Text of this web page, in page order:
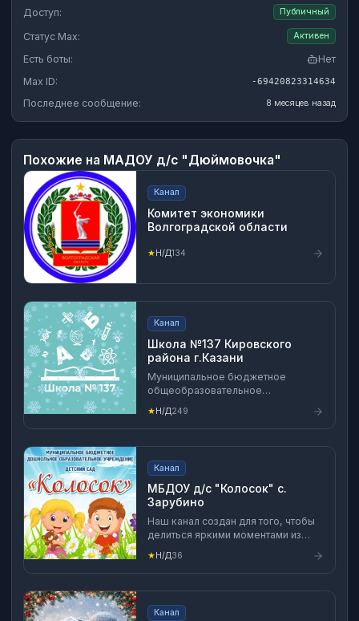
Доступ:
Публичный
Статус Max: Активен
Есть боты:
Нет
Max ID:
-69420823314634
Последнее сообщение: 8 месяцев назад
Похожие на МАДОУ д/с "Дюймовочка"
Канал
Комитет экономики
Волгоградской области
★Н/Д134
Канал
Школа №137 Кировского
района г.Казани
Муниципальное бюджетное
общеобразовательное
учреждение «Средняя
общеобразовательная школа №
137 с углубленным изучением
отдельных предметов» Кировского
района г. Казани
★Н/Д249
Канал
МБДОУ д/с "Колосок" с.
Зарубино
Наш канал создан для того, чтобы
делиться яркими моментами из
жизни нашего детского сада!
Здесь вы найдете: Фотографии и
видео:Забавные моменты из
занятий, игр, прогулок и
праздников. Объявления:Важная
информация о предстоящих
★Н/Д36
Канал